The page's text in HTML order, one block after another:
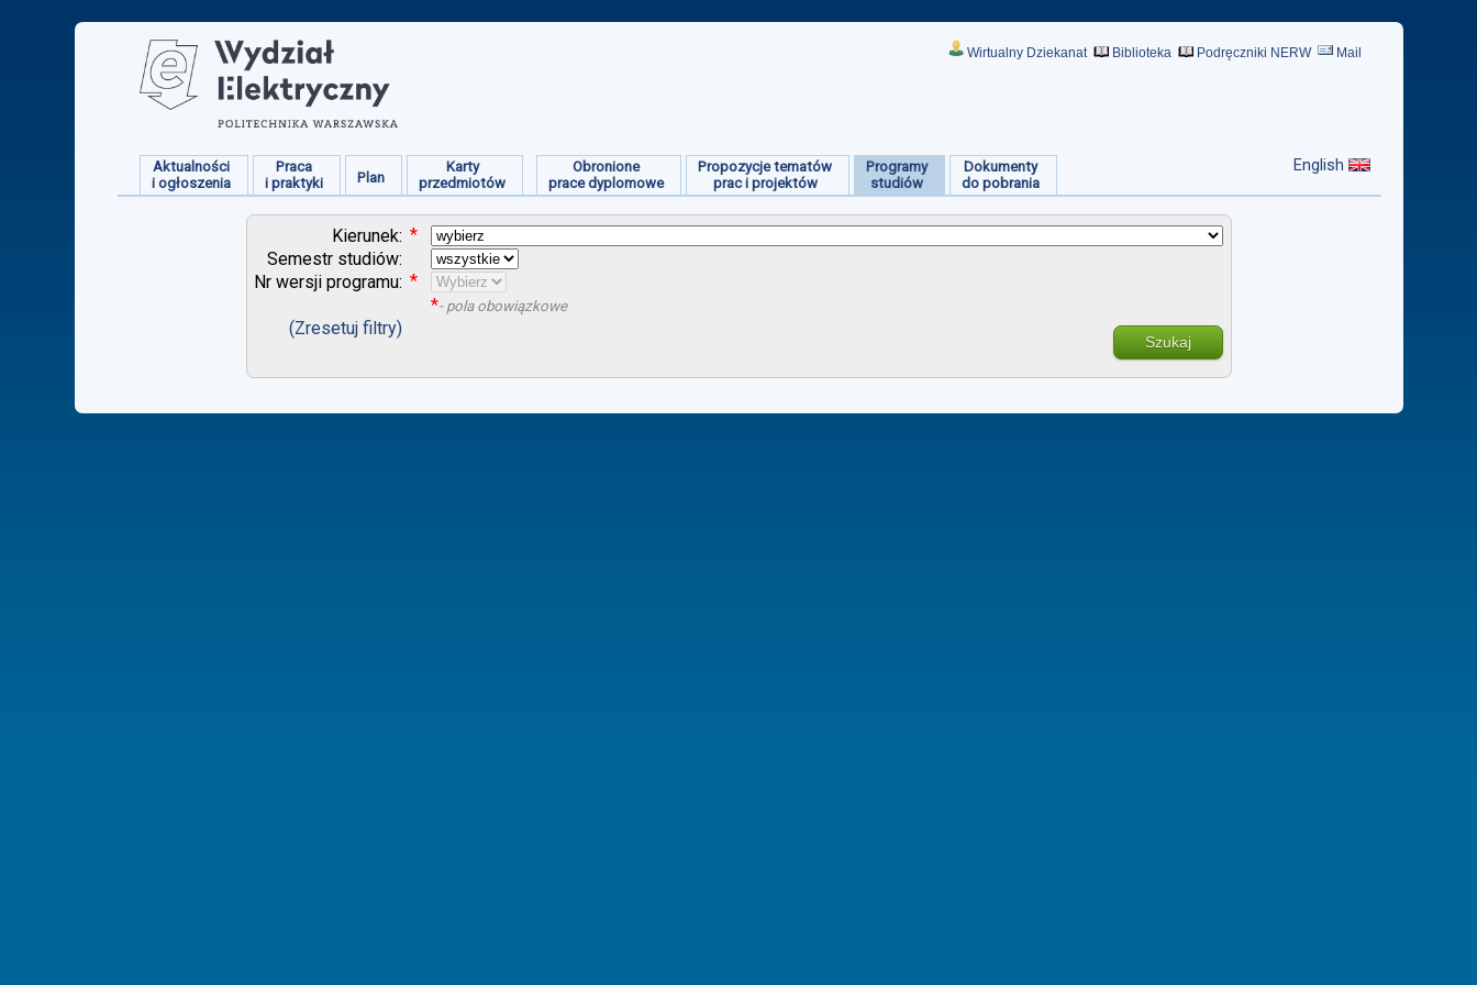
Wirtualny Dziekanat Biblioteka Podręczniki NERW Mail
Aktualności
i ogłoszenia
Praca
i praktyki
Plan
Karty
przedmiotów
Obronione
prace dyplomowe
Propozycje tematów
prac i projektów
Programy
studiów
Dokumenty
do pobrania
English
Kierunek: *
Semestr studiów:
Nr wersji programu: *
*- pola obowiązkowe
(Zresetuj filtry)